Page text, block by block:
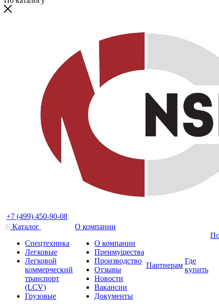
+7 (499) 450-90-08
Каталог
Спецтехника
Легковые
Легковой
коммерческий
транспорт
(LCV)
Грузовые
О компании
О компании
Преимущества
Производство
Отзывы
Новости
Вакансии
Документы
Партнерам
Где
купить